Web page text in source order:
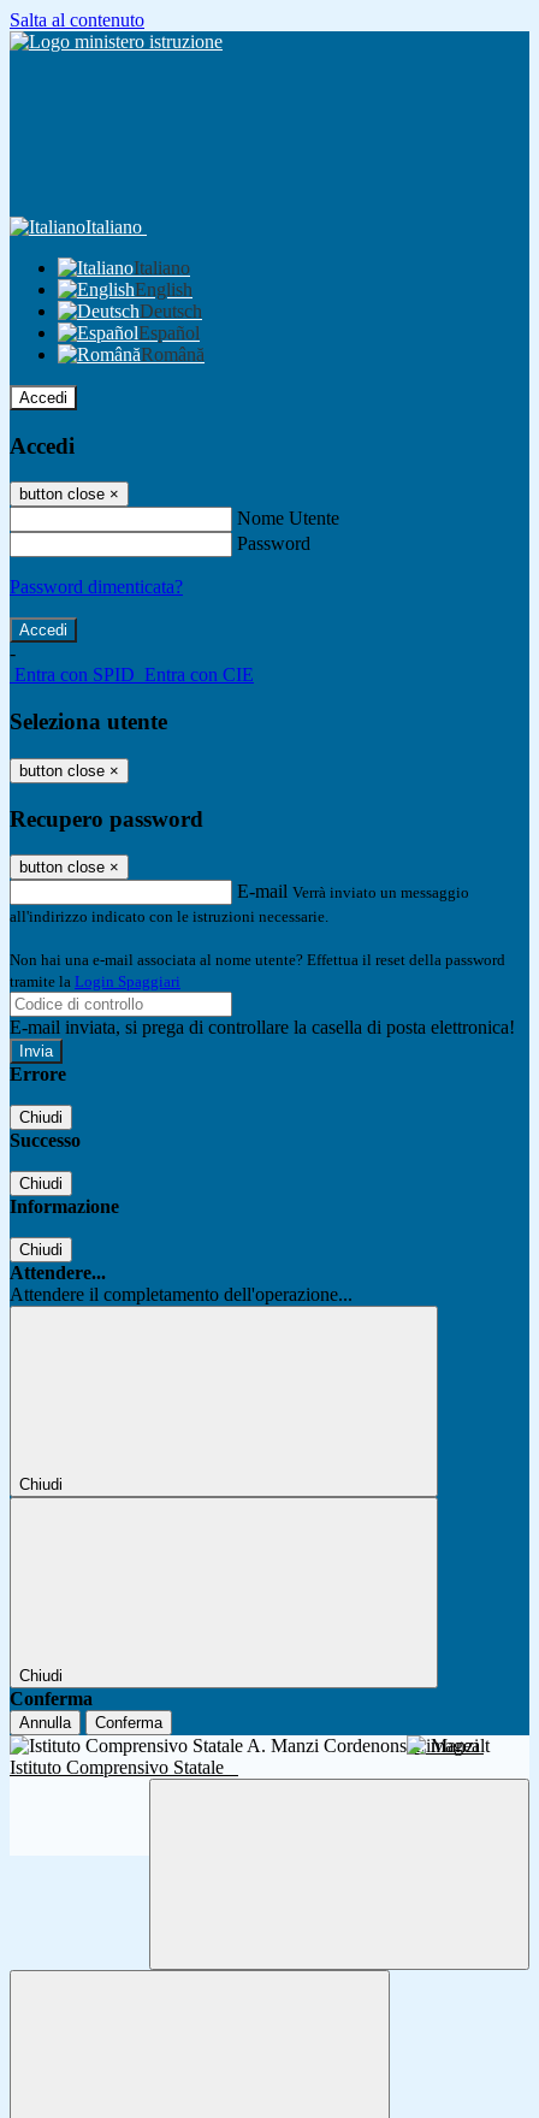
Salta al contenuto
Italiano
Italiano
English
Deutsch
Español
Română
Accedi
Accedi
button close ×
Nome Utente
Password
Password dimenticata?
-
Entra con SPID Entra con CIE
Seleziona utente
button close ×
Recupero password
button close ×
E-mail Verrà inviato un messaggio
all'indirizzo indicato con le istruzioni necessarie.
Non hai una e-mail associata al nome utente? Effettua il reset della password
tramite la Login Spaggiari
E-mail inviata, si prega di controllare la casella di posta elettronica!
Errore
Chiudi
Successo
Chiudi
Informazione
Chiudi
Attendere...
Attendere il completamento dell'operazione...
Chiudi
Chiudi
Conferma
Annulla Conferma
A. Manzi
Istituto Comprensivo Statale